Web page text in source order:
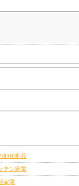
他化粧品
チン家電
家電